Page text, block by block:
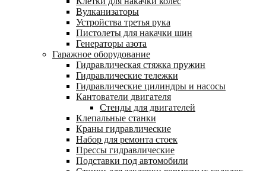
Вулканизаторы
Устройства третья рука
Пистолеты для накачки шин
Генераторы азота
Гаражное оборудование
Гидравлическая стяжка пружин
Гидравлические тележки
Гидравлические цилиндры и насосы
Кантователи двигателя
Стенды для двигателей
Клепальные станки
Краны гидравлические
Набор для ремонта стоек
Прессы гидравлические
Подставки под автомобили